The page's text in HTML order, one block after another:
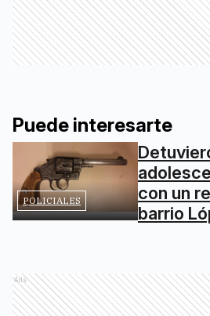
Puede interesarte
POLICIALES
con un
barrio
Ads